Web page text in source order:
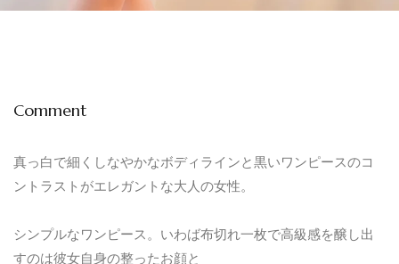
Comment
真っ白で細くしなやかなボディラインと黒いワンピースのコ
ントラストがエレガントな大人の女性。
シンプルなワンピース。いわば布切れ一枚で高級感を醸し出
すのは彼女自身の整ったお顔と